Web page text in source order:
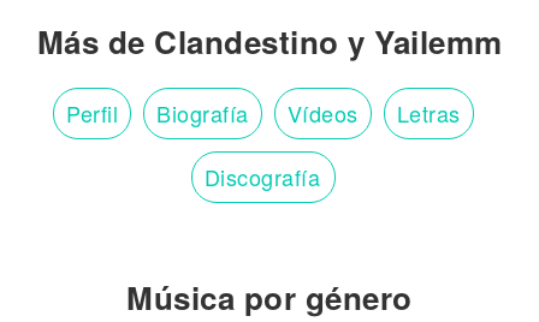
Más de Clandestino y Yailemm
Perfil Biografía Vídeos Letras
Discografía
Música por género